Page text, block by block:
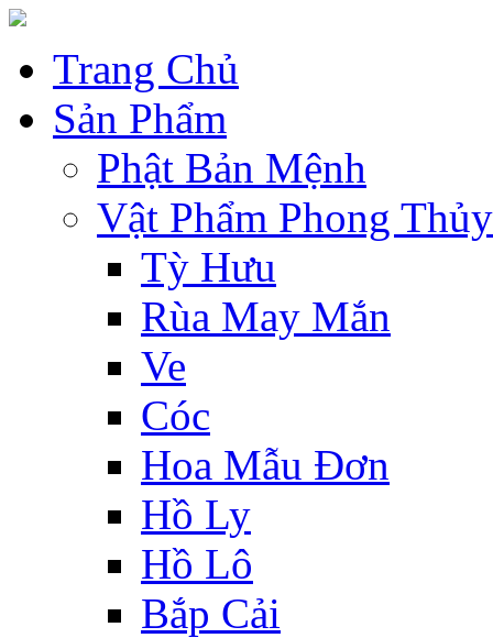
Trang Chủ
Sản Phẩm
Phật Bản Mệnh
Vật Phẩm Phong Thủy
Tỳ Hưu
Rùa May Mắn
Ve
Cóc
Hoa Mẫu Đơn
Hồ Ly
Hồ Lô
Bắp Cải